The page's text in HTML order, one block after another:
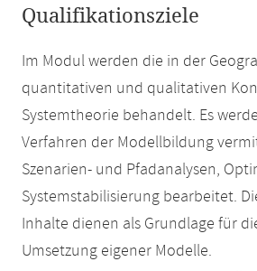
Qualifikationsziele
Im Modul werden die in der
quantitativen und qualitativen
Systemtheorie behandelt. Es
Verfahren der Modellbildung
Szenarien- und Pfadanalysen,
Systemstabilisierung bearbeitet.
Inhalte dienen als Grundlage für
Umsetzung eigener Modelle.